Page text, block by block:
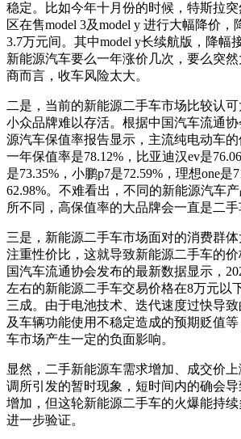
稳定。比如今年十月份的时候，特斯拉
区在售model 3及model y 进行大幅降价，
3.7万元间。其中model y长续航版，降幅
新能源汽车要么一年涨价几次，要么突
商而言，收车风险太大。
二是，当前的新能源二手车市场比较认可
小众品牌难以存活。根据中国汽车流通
源汽车保值率报告显示，主流纯电动车的
一年保值率是78.12%，比亚迪汉ev是
是73.35%，小鹏p7是72.59%，理想one是
62.98%。不难看出，不同的新能源汽车
所不同，高保值率的大品牌会一直是二手
三是，新能源二手车市场面对的消费群
注重性价比，这就导致新能源二手车的
国汽车流通协会发布的最新数据显示，
左右的新能源二手车交易价格在8万元以
三成。由于电池技术、迭代速度过快导
及车辆功能使用不稳定造成的预期贬值
车市场产生一定的负面影响。
显然，二手新能源车需求增加、成交价
调所引发的暂时现象，短时间内的确会
增加，但这轮新能源二手车的火爆能持
进一步验证。